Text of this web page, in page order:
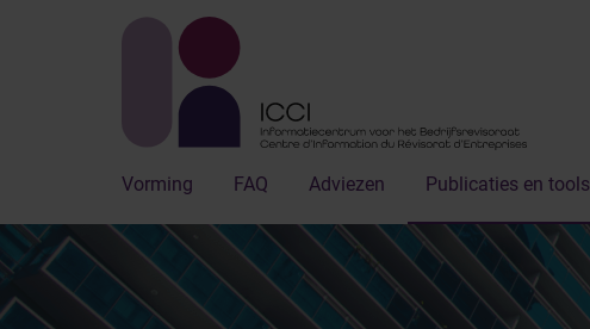
Vorming FAQ Adviezen Publicaties en tools